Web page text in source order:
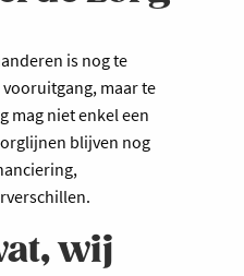
is nog te
maar te
mag niet enkel een
blijven nog
wij